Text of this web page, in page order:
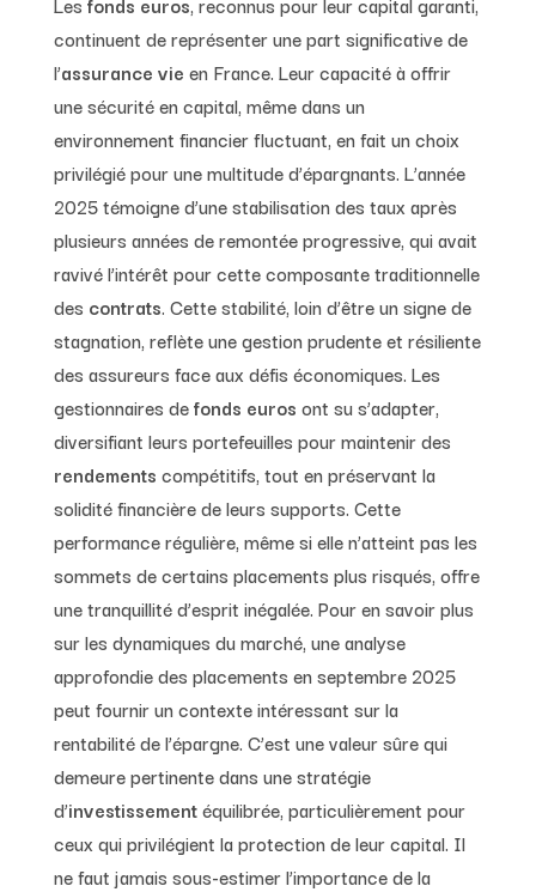
continuent de représenter une part significative de
l’assurance vie en France. Leur capacité à offrir
une sécurité en capital, même dans un
environnement financier fluctuant, en fait un choix
privilégié pour une multitude d’épargnants. L’année
2025 témoigne d’une stabilisation des taux après
plusieurs années de remontée progressive, qui avait
ravivé l’intérêt pour cette composante traditionnelle
des contrats. Cette stabilité, loin d’être un signe de
stagnation, reflète une gestion prudente et résiliente
des assureurs face aux défis économiques. Les
gestionnaires defonds euros ont su s’adapter,
diversifiant leurs portefeuilles pour maintenir des
rendements compétitifs, tout en préservant la
solidité financière de leurs supports. Cette
performance régulière, même si elle n’atteint pas les
sommets de certains placements plus risqués, offre
une tranquillité d’esprit inégalée. Pour en savoir plus
sur les dynamiques du marché, une analyse
approfondie des placements en septembre 2025
peut fournir un contexte intéressant sur la
rentabilité de l’épargne. C’est une valeur sûre qui
demeure pertinente dans une stratégie
d’investissementéquilibrée, particulièrement pour
ceux qui privilégient la protection de leur capital. Il
ne faut jamais sous-estimer l’importance de la